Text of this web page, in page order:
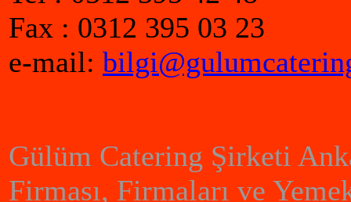
Fax : 0312 395 03 23
e-mail:
Gülüm Catering Şirketi
Firması, Firmaları ve